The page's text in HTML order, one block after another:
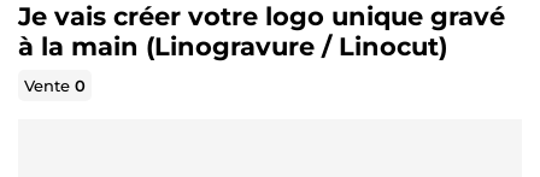
Je vais créer votre logo unique gravé
à la main (Linogravure / Linocut)
Vente0